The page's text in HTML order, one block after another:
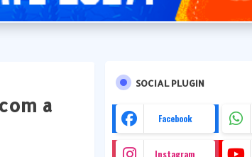
a
SOCIAL PLUGIN
Facebook
Instagram